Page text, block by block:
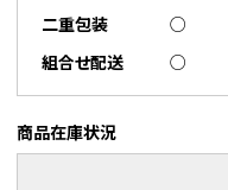
二重包装
○
組合せ配送
○
商品在庫状況